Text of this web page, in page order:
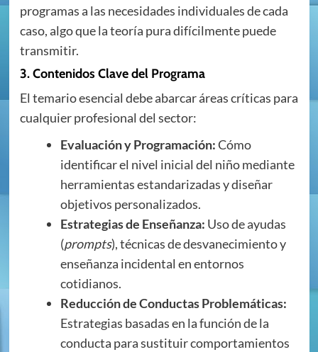
programas a las necesidades individuales de cada
caso, algo que la teoría pura difícilmente puede
transmitir.
3. Contenidos Clave del Programa
El temario esencial debe abarcar áreas críticas para
cualquier profesional del sector:
Evaluación y Programación:Cómo
identificar el nivel inicial del niño mediante
herramientas estandarizadas y diseñar
objetivos personalizados.
Estrategias de Enseñanza: Uso de ayudas
(prompts), técnicas de desvanecimiento y
enseñanza incidental en entornos
cotidianos.
Reducción de Conductas Problemáticas:
Estrategias basadas en la función de la
conducta para sustituir comportamientos